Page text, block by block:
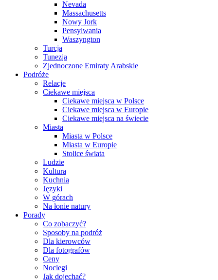
Nevada
Massachusetts
Nowy Jork
Pensylwania
Waszyngton
Turcja
Tunezja
Zjednoczone Emiraty Arabskie
Podróże
Relacje
Ciekawe miejsca
Ciekawe miejsca w Polsce
Ciekawe miejsca w Europie
Ciekawe miejsca na świecie
Miasta
Miasta w Polsce
Miasta w Europie
Stolice świata
Ludzie
Kultura
Kuchnia
Języki
W górach
Na łonie natury
Porady
Co zobaczyć?
Sposoby na podróż
Dla kierowców
Dla fotografów
Ceny
Noclegi
Jak dojechać?